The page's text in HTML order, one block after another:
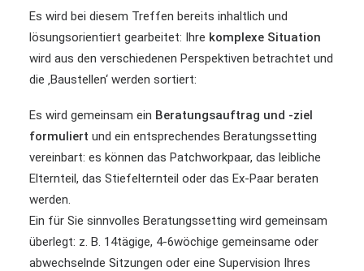
Es wird bei diesem Treffen bereits inhaltlich und
lösungsorientiert gearbeitet: Ihre komplexe Situation
wird aus den verschiedenen Perspektiven betrachtet und
die ‚Baustellen‘ werden sortiert:
Es wird gemeinsam ein Beratungsauftrag und -ziel
formuliert und ein entsprechendes Beratungssetting
vereinbart: es können das Patchworkpaar, das leibliche
Elternteil, das Stiefelternteil oder das Ex-Paar beraten
werden.
Ein für Sie sinnvolles Beratungssetting wird gemeinsam
überlegt: z. B. 14tägige, 4-6wöchige gemeinsame oder
abwechselnde Sitzungen oder eine Supervision Ihres